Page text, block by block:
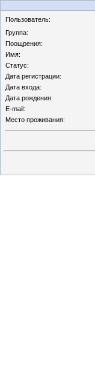
Пользователь:
Группа:
Поощрения:
Имя:
Статус:
Дата регистрации:
Дата входа:
Дата рождения:
E-mail:
Место проживания: